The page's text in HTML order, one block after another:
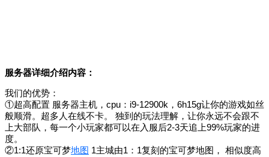
服务器详细介绍内容：
我们的优势：
①超高配置 服务器主机，cpu：i9-12900k，6h15g让你的游戏如丝
般顺滑。超多人在线不卡。 独到的玩法理解，让你永远不会跟不
上大部队，每一个小玩家都可以在入服后2-3天追上99%玩家的进
度。
②1:1还原宝可梦地图 1主城由1：1复刻的宝可梦地图， 相似度高